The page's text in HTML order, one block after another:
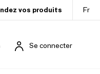
vos produits Fr
Se connecter